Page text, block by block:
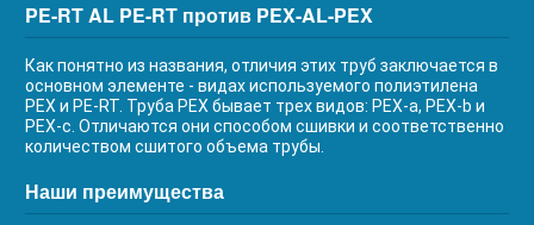
PE-RT AL PE-RT против PEX-AL-PEX
Как понятно из названия, отличия этих труб заключается в
основном элементе - видах используемого полиэтилена
PEX и PE-RT. Труба PEX бывает трех видов: PEX-a, PEX-b и
PEX-c. Отличаются они способом сшивки и соответственно
количеством сшитого объема трубы.
Наши преимущества